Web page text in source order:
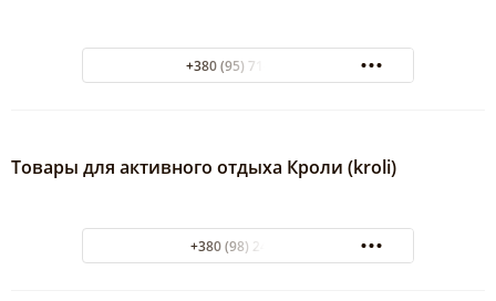
+380 (95) 71-79-954
Товары для активного отдыха Кроли (kroli)
+380 (98) 2484605